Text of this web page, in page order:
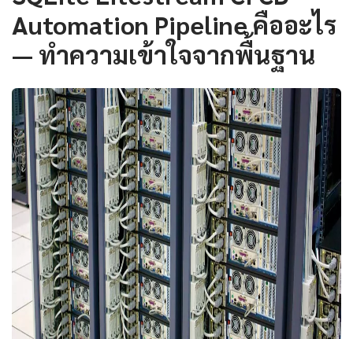
Automation Pipeline คืออะไร
— ทำความเข้าใจจากพื้นฐาน